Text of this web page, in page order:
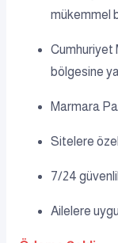
mükemmel
Cumhuriyet
bölgesine
Marmara
Sitelere
7/24
Ailelere